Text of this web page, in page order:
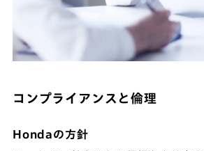
コンプライアンスと倫理
Hondaの方針